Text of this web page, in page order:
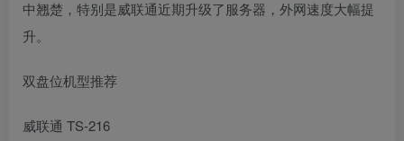
中翘楚，特别是威联通近期升级了服务器，外网速度大幅提
升。
双盘位机型推荐
威联通 TS-216